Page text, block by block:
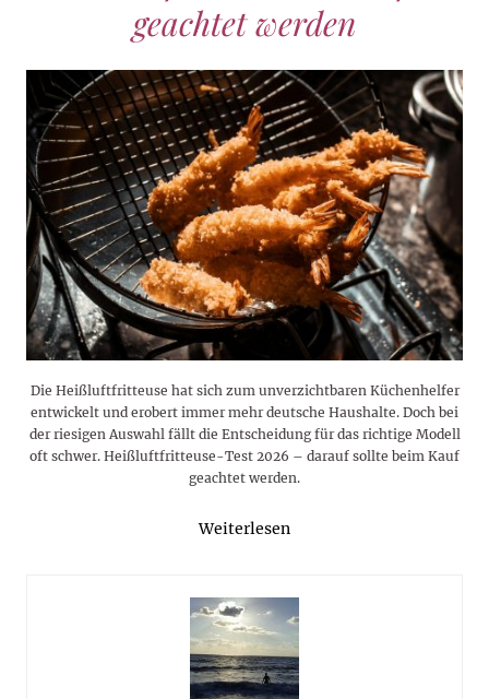
geachtet werden
Die Heißluftfritteuse hat sich zum unverzichtbaren Küchenhelfer
entwickelt und erobert immer mehr deutsche Haushalte. Doch bei
der riesigen Auswahl fällt die Entscheidung für das richtige Modell
oft schwer. Heißluftfritteuse-Test 2026 – darauf sollte beim Kauf
geachtet werden.
Weiterlesen